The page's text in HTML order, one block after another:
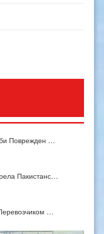
Поврежден …
Пакистанс…
…